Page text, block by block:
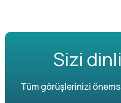
Sizi
Tüm görüşlerinizi